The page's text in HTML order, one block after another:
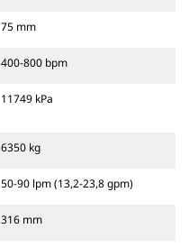
75 mm
400-800 bpm
11749 kPa
6350 kg
50-90 lpm (13,2-23,8 gpm)
316 mm